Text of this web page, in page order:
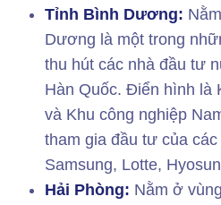
Tỉnh Bình Dương:
Dương là một trong
thu hút các nhà đầu tư
Hàn Quốc. Điển hình là
và Khu công nghiệp
tham gia đầu tư của
Samsung, Lotte,
Hải Phòng: Nằm ở